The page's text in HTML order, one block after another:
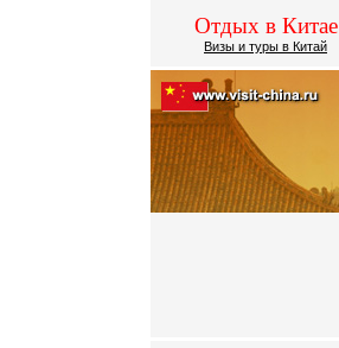
Отдых в Китае
Визы и туры в Китай